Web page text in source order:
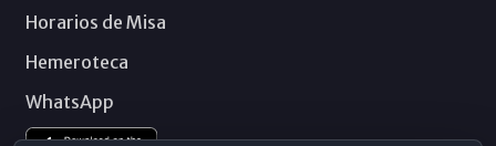
Horarios de Misa
Hemeroteca
WhatsApp